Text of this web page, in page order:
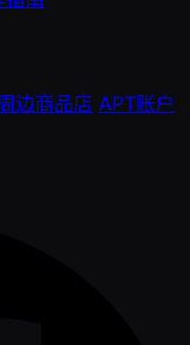
边商品店 APT账户